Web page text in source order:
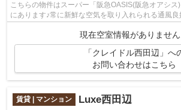
こちらの物件はスーパー「阪急OASIS(阪急オアシ
にあります♪常に新鮮な空気を取り入れられる通風
現在空室情報がありません
「クレイドル西田辺」へ
お問い合わせはこちら
賃貸 | マンション Luxe西田辺